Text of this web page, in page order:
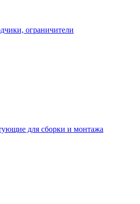
ограничители
для сборки и монтажа